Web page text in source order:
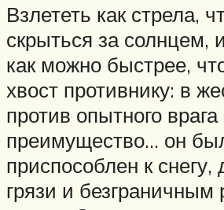
Взлететь как стрела,
скрыться за солнцем,
как можно быстрее,
хвост противнику: в
против опытного
преимущество… он
приспособлен к снегу,
грязи и безграничным